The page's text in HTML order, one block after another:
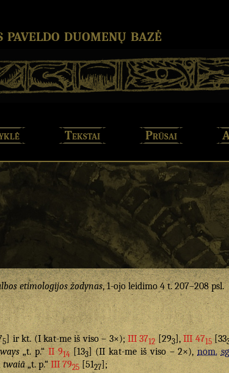
duomenų bazė
Tekstai Prūsai
etimologijos žodynas, 1-ojo leidimo 4 t. 207–208 psl.
5] ir kt. (I kat-me iš viso – 3×);III 3712[293],III 4715[33
„t. p.“II 914[133] (II kat-me iš viso – 2×),nom.
twaiā„t. p.“III 7925[5127];